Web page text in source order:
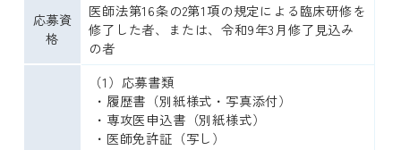
応募資
格
医師法第16条の2第1項の規定による臨床研修を
修了した者、または、令和9年3月修了見込み
の者
（1）応募書類